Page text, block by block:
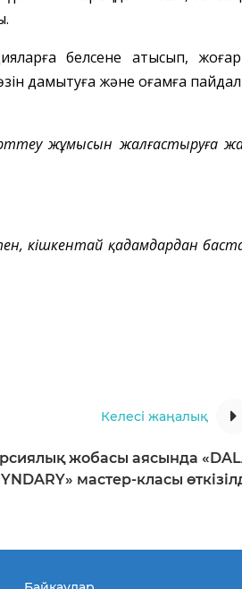
белсене қатысып,
дамытуға және қоғамға
жұмысын жалғастыруға
кішкентай қадамдардан
Келесі жаңалық
жобасы аясында
мастер-класы